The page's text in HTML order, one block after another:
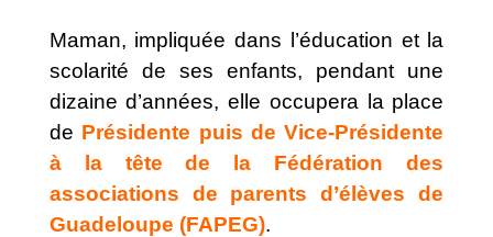
Maman, impliquée dans l’éducation et la
scolarité de ses enfants, pendant une
dizaine d’années, elle occupera la place
de Présidente puis de Vice-Présidente
à la tête de la Fédération des
associations de parents d’élèves de
Guadeloupe (FAPEG).